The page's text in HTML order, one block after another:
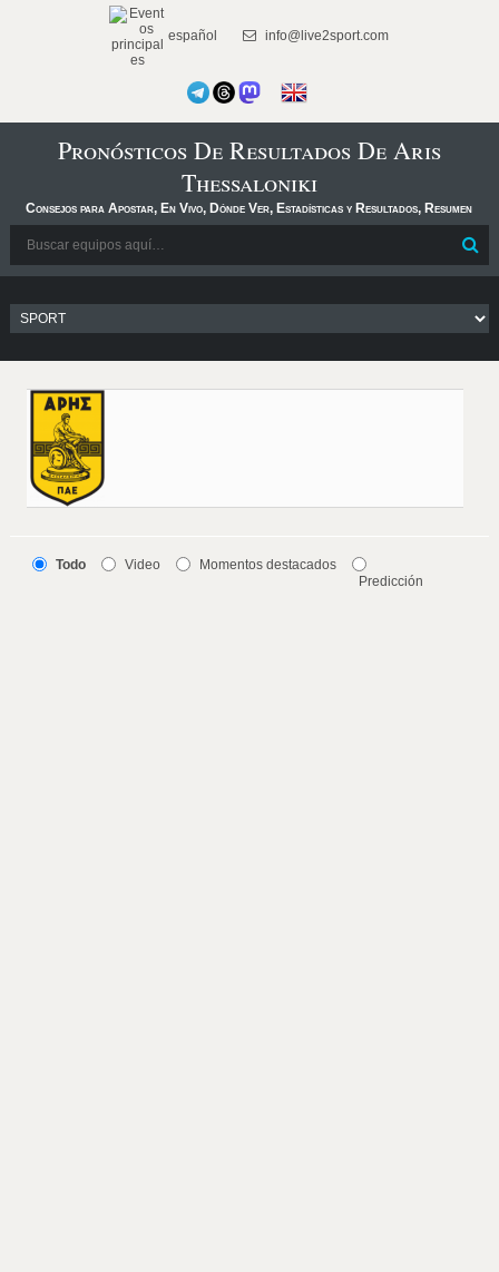
español info@live2sport.com
Pronósticos De Resultados De Aris
Thessaloniki
Consejos para Apostar, En Vivo, Dónde Ver, Estadísticas y Resultados, Resumen
Todo Video
Momentos destacados
Predicción